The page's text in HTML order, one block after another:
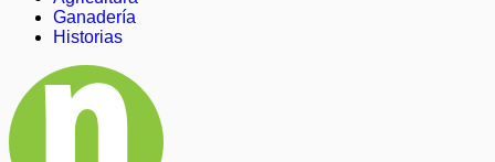
Ganadería
Historias